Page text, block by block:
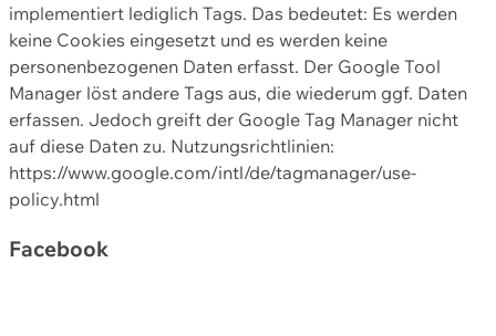
implementiert lediglich Tags. Das bedeutet: Es werden
keine Cookies eingesetzt und es werden keine
personenbezogenen Daten erfasst. Der Google Tool
Manager löst andere Tags aus, die wiederum ggf. Daten
erfassen. Jedoch greift der Google Tag Manager nicht
auf diese Daten zu. Nutzungsrichtlinien:
https://www.google.com/intl/de/tagmanager/use-
policy.html
Facebook